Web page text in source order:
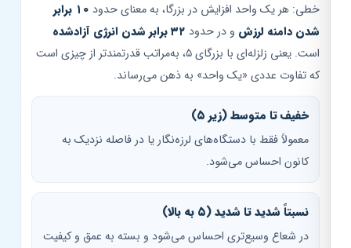
خطی: هر یک واحد افزایش در بزرگا، به معنای حدود
۱۰ برابر
شدن دامنه لرزشو در حدود۳۲ برابر شدن انرژی آزادشده
است. یعنی زلزله‌ای با بزرگای ۵، به‌مراتب قدرتمندتر از چیزی است
که تفاوت عددی «یک واحد» به ذهن می‌رساند.
خفیف تا متوسط (زیر ۵)
معمولاً فقط با دستگاه‌های لرزه‌نگار یا در فاصله نزدیک به
کانون احساس می‌شود.
نسبتاً شدید تا شدید (۵ به بالا)
در شعاع وسیع‌تری احساس می‌شود و بسته به عمق و کیفیت